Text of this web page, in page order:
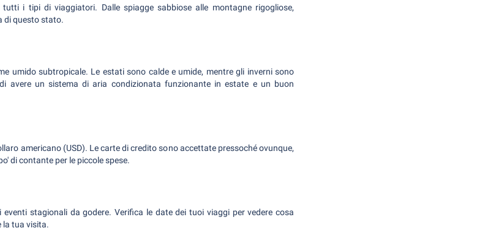
i tipi di viaggiatori. Dalle spiagge sabbiose alle montagne rigogliose,
di questo stato.
umido subtropicale. Le estati sono calde e umide, mentre gli inverni sono
avere un sistema di aria condizionata funzionante in estate e un buon
americano (USD). Le carte di credito sono accettate pressoché ovunque,
di contante per le piccole spese.
stagionali da godere. Verifica le date dei tuoi viaggi per vedere cosa
la tua visita.